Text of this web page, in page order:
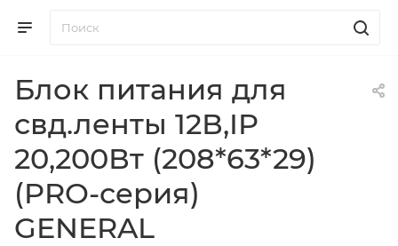
Блок питания для
свд.ленты 12В,IP
20,200Вт (208*63*29)
(PRO-серия)
GENERAL